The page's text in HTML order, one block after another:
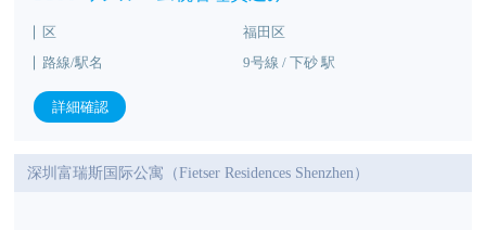
区
福田区
路線/駅名
9号線 / 下砂 駅
詳細確認
深圳富瑞斯国际公寓（Fietser Residences Shenzhen）